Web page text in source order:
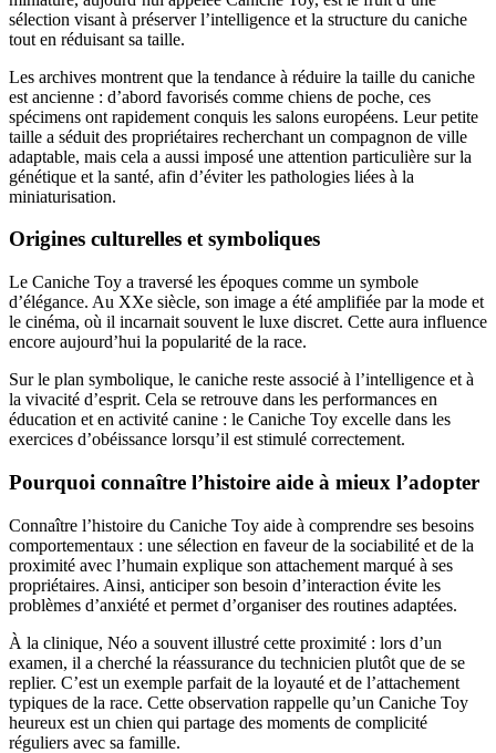
sélection visant à préserver l’intelligence et la structure du caniche
tout en réduisant sa taille.
Les archives montrent que la tendance à réduire la taille du caniche
est ancienne : d’abord favorisés comme chiens de poche, ces
spécimens ont rapidement conquis les salons européens. Leur petite
taille a séduit des propriétaires recherchant un compagnon de ville
adaptable, mais cela a aussi imposé une attention particulière sur la
génétique et la santé, afin d’éviter les pathologies liées à la
miniaturisation.
Origines culturelles et symboliques
Le Caniche Toy a traversé les époques comme un symbole
d’élégance. Au XXe siècle, son image a été amplifiée par la mode et
le cinéma, où il incarnait souvent le luxe discret. Cette aura influence
encore aujourd’hui la popularité de la race.
Sur le plan symbolique, le caniche reste associé à l’intelligence et à
la vivacité d’esprit. Cela se retrouve dans les performances en
éducation et en activité canine : le Caniche Toy excelle dans les
exercices d’obéissance lorsqu’il est stimulé correctement.
Pourquoi connaître l’histoire aide à mieux l’adopter
Connaître l’histoire du Caniche Toy aide à comprendre ses besoins
comportementaux : une sélection en faveur de la sociabilité et de la
proximité avec l’humain explique son attachement marqué à ses
propriétaires. Ainsi, anticiper son besoin d’interaction évite les
problèmes d’anxiété et permet d’organiser des routines adaptées.
À la clinique, Néo a souvent illustré cette proximité : lors d’un
examen, il a cherché la réassurance du technicien plutôt que de se
replier. C’est un exemple parfait de la loyauté et de l’attachement
typiques de la race. Cette observation rappelle qu’un Caniche Toy
heureux est un chien qui partage des moments de complicité
réguliers avec sa famille.